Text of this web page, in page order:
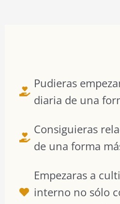
Pudieras
diaria de una
Consiguieras
de una forma
Empezaras a
interno no sólo